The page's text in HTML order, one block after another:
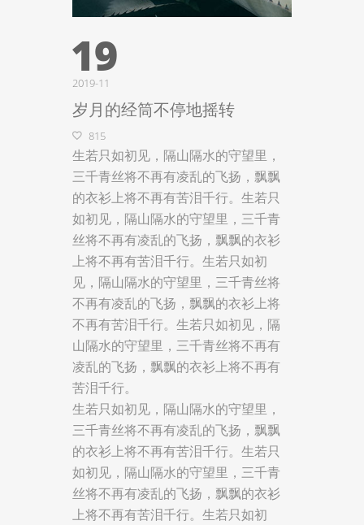
19
2019-11
岁月的经筒不停地摇转
815
生若只如初见，隔山隔水的守望里，
三千青丝将不再有凌乱的飞扬，飘飘
的衣衫上将不再有苦泪千行。生若只
如初见，隔山隔水的守望里，三千青
丝将不再有凌乱的飞扬，飘飘的衣衫
上将不再有苦泪千行。生若只如初
见，隔山隔水的守望里，三千青丝将
不再有凌乱的飞扬，飘飘的衣衫上将
不再有苦泪千行。生若只如初见，隔
山隔水的守望里，三千青丝将不再有
凌乱的飞扬，飘飘的衣衫上将不再有
苦泪千行。
生若只如初见，隔山隔水的守望里，
三千青丝将不再有凌乱的飞扬，飘飘
的衣衫上将不再有苦泪千行。生若只
如初见，隔山隔水的守望里，三千青
丝将不再有凌乱的飞扬，飘飘的衣衫
上将不再有苦泪千行。生若只如初